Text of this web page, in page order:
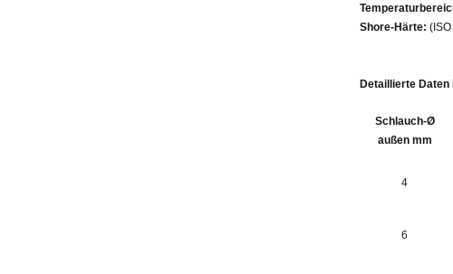
Shore-Härte:
Detaillierte Daten
Schlauch-Ø
außen mm
4
6